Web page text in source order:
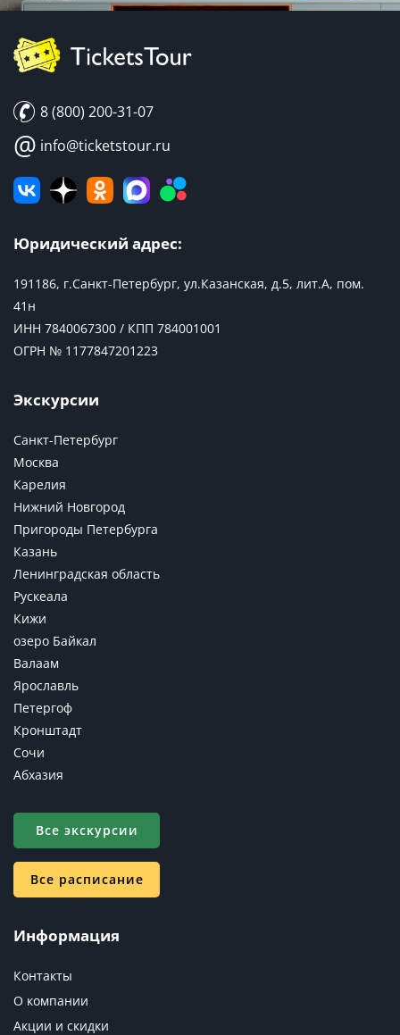
8 (800) 200-31-07
@ info@ticketstour.ru
Юридический адрес:
191186, г.Санкт-Петербург, ул.Казанская, д.5, лит.А, пом.
41н
ИНН 7840067300 / КПП 784001001
ОГРН № 1177847201223
Экскурсии
Санкт-Петербург
Москва
Карелия
Нижний Новгород
Пригороды Петербурга
Казань
Ленинградская область
Рускеала
Кижи
озеро Байкал
Валаам
Ярославль
Петергоф
Кронштадт
Сочи
Абхазия
Все экскурсии
Все расписание
Информация
Контакты
О компании
Акции и скидки